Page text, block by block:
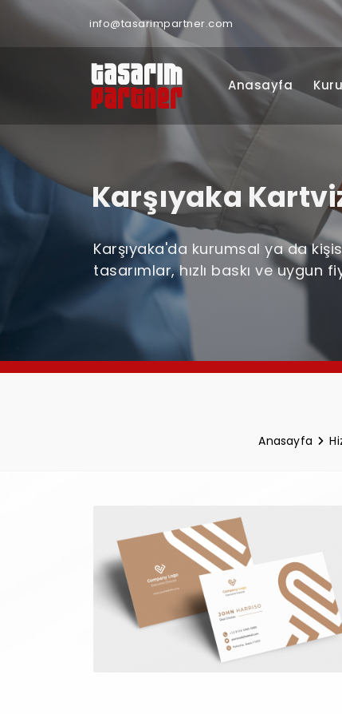
info@tasarimpartner.com
Anasayfa
Karşıyaka
Karşıyaka'da kurumsal ya da
tasarımlar, hızlı baskı ve
Anasayfa